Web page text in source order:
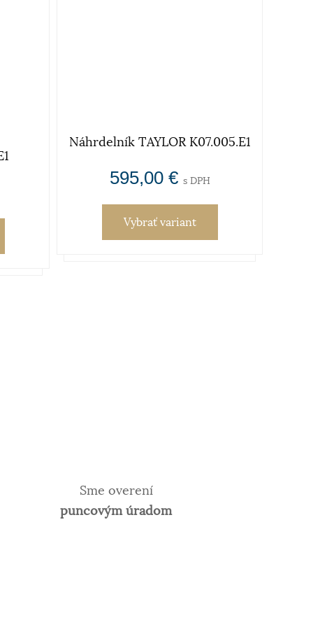
Náhrdelník TAYLOR K07.005.E1
595,00 € s DPH
Vybrať variant
Sme overení
puncovým úradom